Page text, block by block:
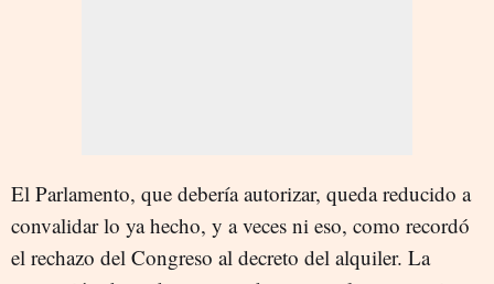
El Parlamento, que debería autorizar, queda reducido a
convalidar lo ya hecho, y a veces ni eso, como recordó
el rechazo del Congreso al decreto del alquiler. La